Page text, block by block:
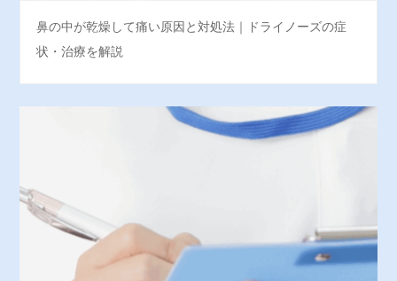
鼻の中が乾燥して痛い原因と対処法｜ドライノーズの症
状・治療を解説